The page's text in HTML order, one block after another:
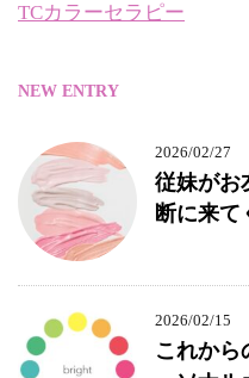
TCカラーセラピー
NEW ENTRY
2026/02/27
従妹がお
断に来て
2026/02/15
これから